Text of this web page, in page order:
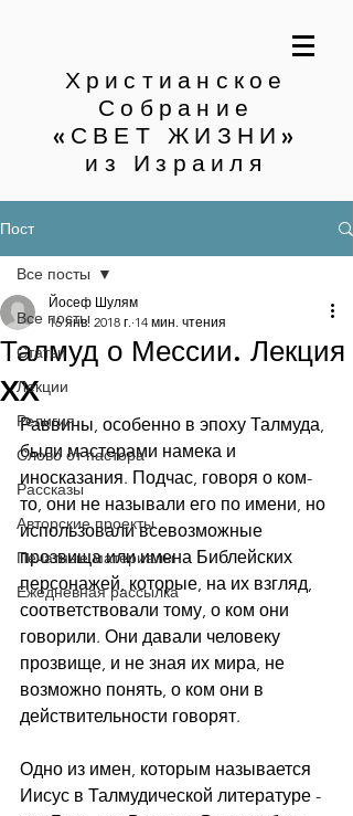
Христианское
Собрание
«СВЕТ ЖИЗНИ»
из Израиля
Пост
Все посты
Статьи
Лекции
Религия
Слово от пастора
Рассказы
Авторские проекты
Печатные материалы
Ежедневная рассылка
Все посты
Талмуд о Мессии. Лекция
XX
Йосеф Шулям
16 янв. 2018 г. 14 мин. чтения
Раввины, особенно в эпоху Талмуда,
были мастерами намека и
иносказания. Подчас, говоря о ком-
то, они не называли его по имени, но
использовали всевозможные
прозвища или имена Библейских
персонажей, которые, на их взгляд,
соответствовали тому, о ком они
говорили. Они давали человеку
прозвище, и не зная их мира, не
возможно понять, о ком они в
действительности говорят.
Одно из имен, которым называется
Иисус в Талмудической литературе -